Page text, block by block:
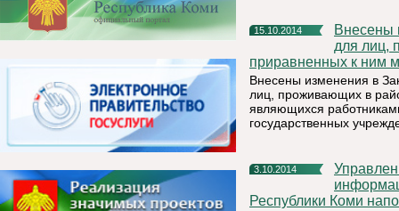
15.10.2014
Внесены изменения в Закон РК «О гарантиях и компенсациях
для лиц,
приравненных к ним
Внесены изменения в
лиц, проживающих в
являющихся
государственных
3.10.2014
Управление Федеральной службы по надзору в сфере связи,
Республики Коми